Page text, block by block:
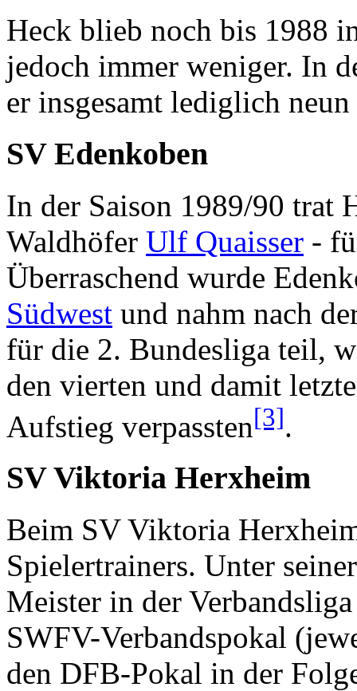
Heck blieb noch bis 1988
jedoch immer weniger. In
er insgesamt lediglich
SV Edenkoben
In der Saison 1989/90 trat
Waldhöfer Ulf Quaisser -
Überraschend wurde
Südwest und nahm nach
für die 2. Bundesliga teil,
den vierten und damit
Aufstieg verpassten[3].
SV Viktoria Herxheim
Beim SV Viktoria
Spielertrainers. Unter
Meister in der
SWFV-Verbandspokal
den DFB-Pokal in der